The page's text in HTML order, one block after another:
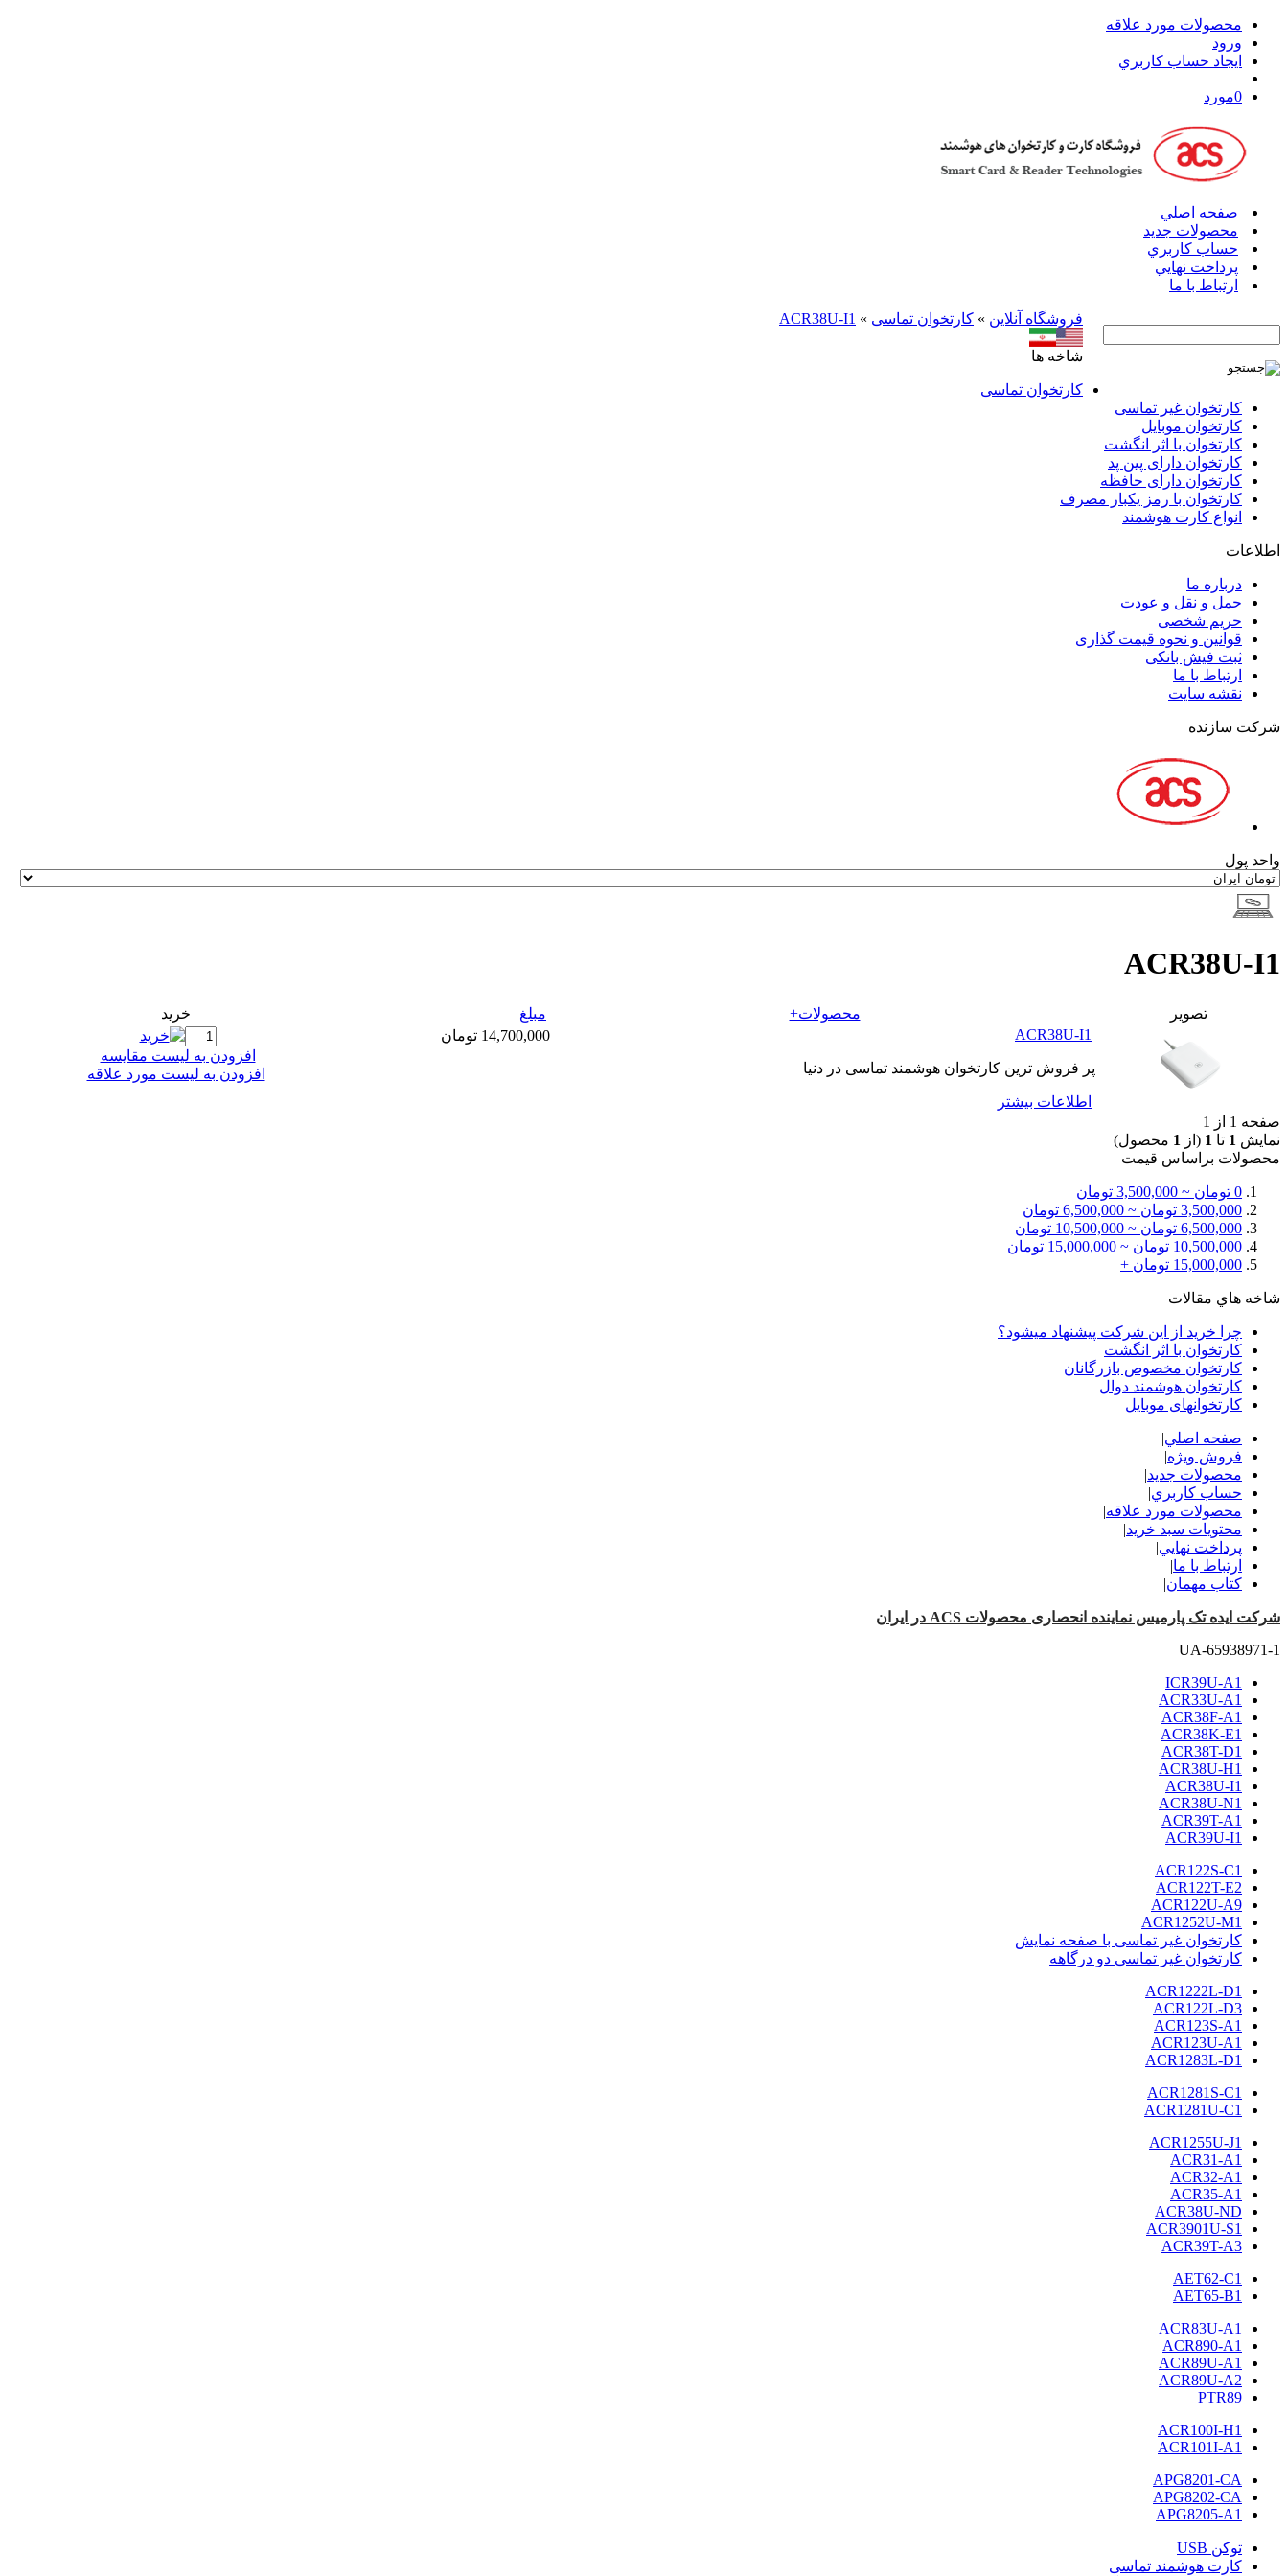
محصولات مورد علاقه
ورود
ايجاد حساب کاربري
0مورد
صفحه اصلي
محصولات جدید
حساب کاربري
پرداخت نهايي
ارتباط با ما
فروشگاه آنلاين » کارتخوان‌ تماسی »
ACR38U-I1
شاخه ها
کارتخوان‌ تماسی
کارتخوان‌ غیر تماسی
کارتخوان موبایل
کارتخوان با اثر انگشت
کارتخوان دارای پین پد
کارتخوان دارای حافظه
کارتخوان با رمز یکبار مصرف
انواع کارت هوشمند
اطلاعات
درباره ما
حمل و نقل و عودت
حریم شخصی
قوانین و نحوه قیمت گذاری
ثبت فیش بانکی
ارتباط با ما
نقشه سايت
شرکت سازنده
واحد پول
ACR38U-I1
تصوير محصولات+ مبلغ
خريد
ACR38U-I1
پر فروش ترین کارتخوان هوشمند تماسی در دنیا
اطلاعات بيشتر
14,700,000 تومان
افزودن به ليست مقايسه
افزودن به لیست مورد علاقه
صفحه 1 از 1
نمایش 1 تا 1 (از 1 محصول)
محصولات براساس قيمت
0 تومان ~ 3,500,000 تومان
3,500,000 تومان ~ 6,500,000 تومان
6,500,000 تومان ~ 10,500,000 تومان
10,500,000 تومان ~ 15,000,000 تومان
15,000,000 تومان +
شاخه هاي مقالات
چرا خرید از این شرکت پیشنهاد میشود؟
کارتخوان با اثر انگشت
کارتخوان مخصوص بازرگانان
کارتخوان هوشمند دوال
کارتخوانهای موبایل
صفحه اصلي|
فروش ویژه|
محصولات جدید|
حساب کاربري|
محصولات مورد علاقه|
محتويات سبد خريد|
پرداخت نهايي|
ارتباط با ما|
کتاب مهمان|
شرکت ایده تک پارمیس نماینده انحصاری محصولات ACS در ایران
UA-65938971-1
ICR39U-A1
ACR33U-A1
ACR38F-A1
ACR38K-E1
ACR38T-D1
ACR38U-H1
ACR38U-I1
ACR38U-N1
ACR39T-A1
ACR39U-I1
ACR122S-C1
ACR122T-E2
ACR122U-A9
ACR1252U-M1
کارتخوان غیر تماسی با صفحه نمایش
کارتخوان غیر تماسی دو درگاهه
ACR1222L-D1
ACR122L-D3
ACR123S-A1
ACR123U-A1
ACR1283L-D1
ACR1281S-C1
ACR1281U-C1
ACR1255U-J1
ACR31-A1
ACR32-A1
ACR35-A1
ACR38U-ND
ACR3901U-S1
ACR39T-A3
AET62-C1
AET65-B1
ACR83U-A1
ACR890-A1
ACR89U-A1
ACR89U-A2
PTR89
ACR100I-H1
ACR101I-A1
APG8201-CA
APG8202-CA
APG8205-A1
توکن USB
کارت هوشمند تماسی